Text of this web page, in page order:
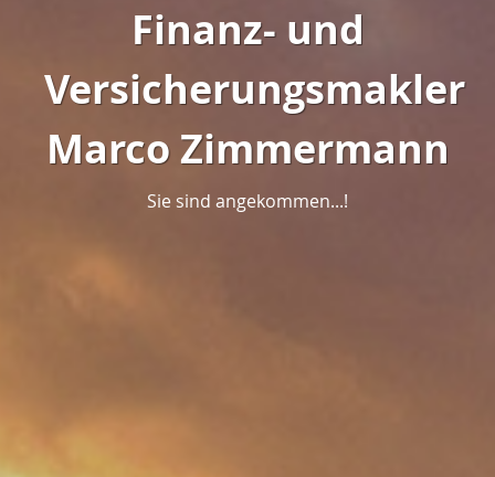
Finanz- und
Versicherungsmakler
Marco Zimmermann
Sie sind angekommen...!